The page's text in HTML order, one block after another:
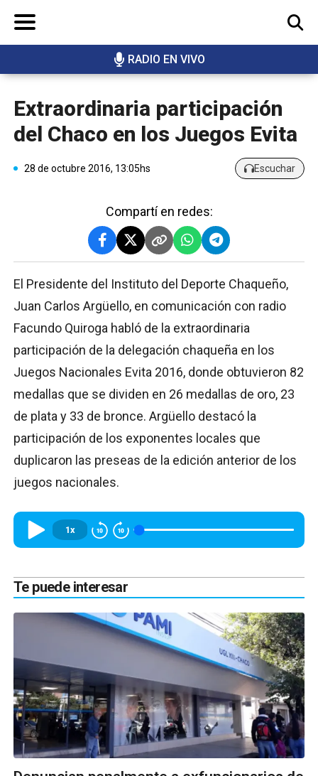
RADIO EN VIVO
BUSCAR
Extraordinaria participación
del Chaco en los Juegos Evita
28 de octubre 2016, 13:05hs Escuchar
Compartí en redes:
El Presidente del Instituto del Deporte Chaqueño,
Juan Carlos Argüello, en comunicación con radio
Facundo Quiroga habló de la extraordinaria
participación de la delegación chaqueña en los
Juegos Nacionales Evita 2016, donde obtuvieron 82
medallas que se dividen en 26 medallas de oro, 23
de plata y 33 de bronce. Argüello destacó la
participación de los exponentes locales que
duplicaron las preseas de la edición anterior de los
juegos nacionales.
1x
Te puede interesar